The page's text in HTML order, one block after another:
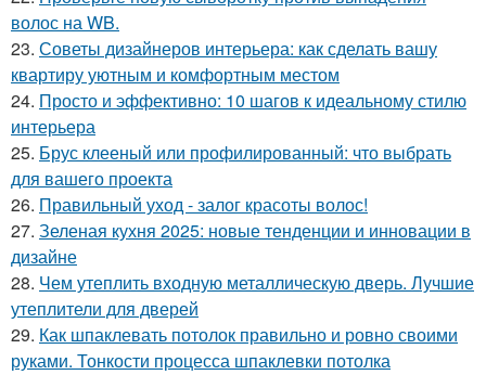
волос на WB.
23. Советы дизайнеров интерьера: как сделать вашу
квартиру уютным и комфортным местом
24. Просто и эффективно: 10 шагов к идеальному стилю
интерьера
25. Брус клееный или профилированный: что выбрать
для вашего проекта
26. Правильный уход - залог красоты волос!
27. Зеленая кухня 2025: новые тенденции и инновации в
дизайне
28. Чем утеплить входную металлическую дверь. Лучшие
утеплители для дверей
29. Как шпаклевать потолок правильно и ровно своими
руками. Тонкости процесса шпаклевки потолка